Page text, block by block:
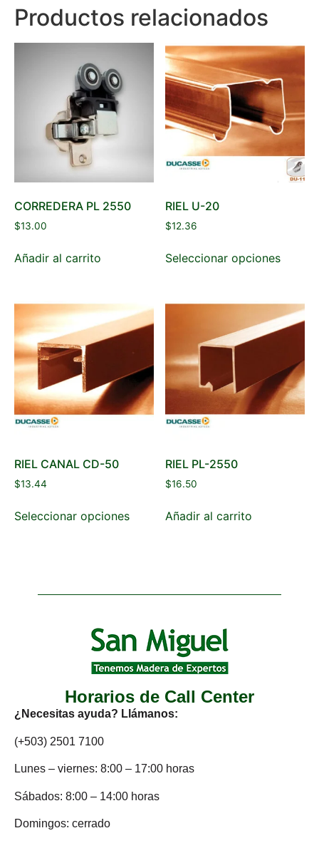
Productos relacionados
CORREDERA PL 2550
$13.00
Añadir al carrito
RIEL U-20
$12.36
Seleccionar opciones
RIEL CANAL CD-50
$13.44
Seleccionar opciones
RIEL PL-2550
$16.50
Añadir al carrito
Horarios de Call Center
¿Necesitas ayuda? Llámanos:
(+503) 2501 7100
Lunes – viernes: 8:00 – 17:00 horas
Sábados: 8:00 – 14:00 horas
Domingos: cerrado